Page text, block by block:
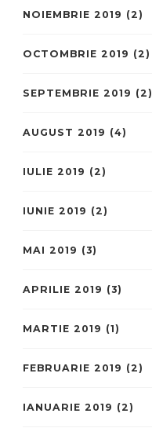
NOIEMBRIE 2019 (2)
OCTOMBRIE 2019 (2)
SEPTEMBRIE 2019 (2)
AUGUST 2019 (4)
IULIE 2019 (2)
IUNIE 2019 (2)
MAI 2019 (3)
APRILIE 2019 (3)
MARTIE 2019 (1)
FEBRUARIE 2019 (2)
IANUARIE 2019 (2)